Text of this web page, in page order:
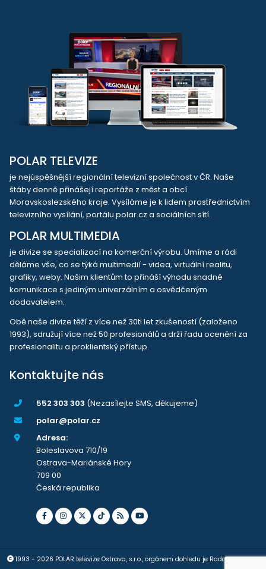
POLAR TELEVIZE
je nejúspěšnější regionální televizní společnost v ČR. Naše
štáby denně přinášejí reportáže z měst a obcí
Moravskoslezského kraje. Vysíláme je k lidem prostřednictvím
televizního vysílání, portálu polar.cz a sociálních sítí.
POLAR MULTIMEDIA
je divize se specializací na komerční výrobu. Umíme a rádi
děláme vše, co se týká multimedií - videa, virtuální realitu,
grafiky, weby. Našim klientům to přináší výhodu snadné
komunikace s jediným univerzálním a osvědčeným
dodavatelem.
Obě naše divize těží z více než 30ti let zkušeností (založeno
1993), sdružují více než 50 profesionálů a drží řadu ocenění za
profesionalitu a proklientský přístup.
Kontaktujte nás
552 303 303 (Nezasílejte SMS, děkujeme)
polar@polar.cz
Adresa:
Boleslavova 710/19
Ostrava-Mariánské Hory
709 00
Česká republika
1993 - 2026 POLAR televize Ostrava, s.r.o., orgánem dohledu je Rada pro